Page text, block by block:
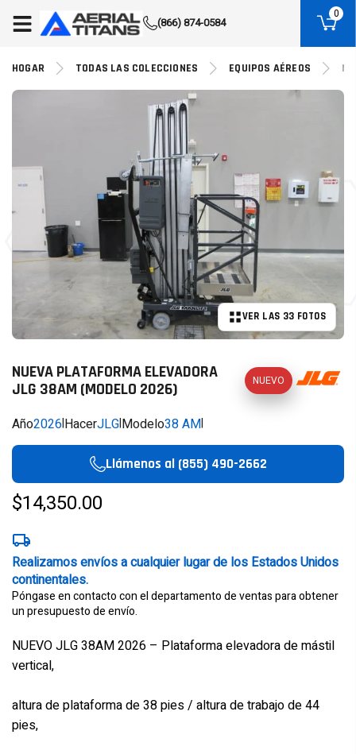
(866) 874-0584
0
HOGAR TODAS LAS COLECCIONES EQUIPOS AÉREOS
VER LAS 33 FOTOS
NUEVA PLATAFORMA ELEVADORA
JLG 38AM (MODELO 2026)
NUEVO
Año2026|HacerJLG|Modelo38 AM|
Llámenos al (855) 490-2662
$14,350.00
Realizamos envíos a cualquier lugar de los Estados Unidos
continentales.
Póngase en contacto con el departamento de ventas para obtener
un presupuesto de envío.
NUEVO JLG 38AM 2026 – Plataforma elevadora de mástil
vertical,
altura de plataforma de 38 pies / altura de trabajo de 44
pies,
(855) 490-2662